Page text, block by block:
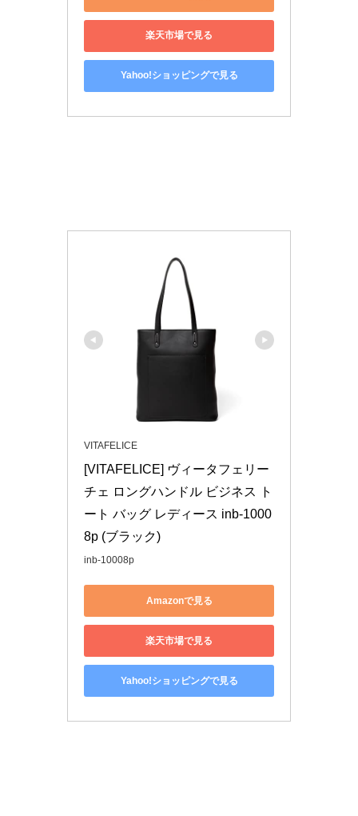
楽天市場で見る
Yahoo!ショッピングで見る
VITAFELICE
[VITAFELICE] ヴィータフェリー
チェ ロングハンドル ビジネス ト
ート バッグ レディース inb-1000
8p (ブラック)
inb-10008p
Amazonで見る
楽天市場で見る
Yahoo!ショッピングで見る